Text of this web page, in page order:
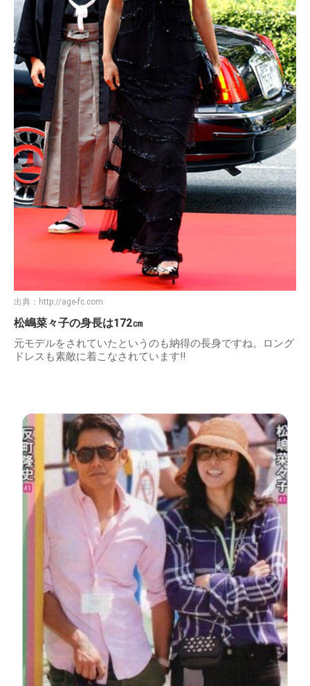
出典： http://age-fc.com
松嶋菜々子の身長は172㎝
元モデルをされていたというのも納得の長身ですね。ロング
ドレスも素敵に着こなされています!!